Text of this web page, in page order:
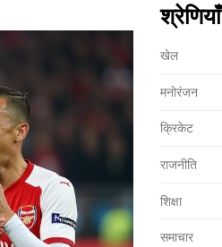
श्रेणियाँ
खेल
मनोरंजन
क्रिकेट
राजनीति
शिक्षा
समाचार